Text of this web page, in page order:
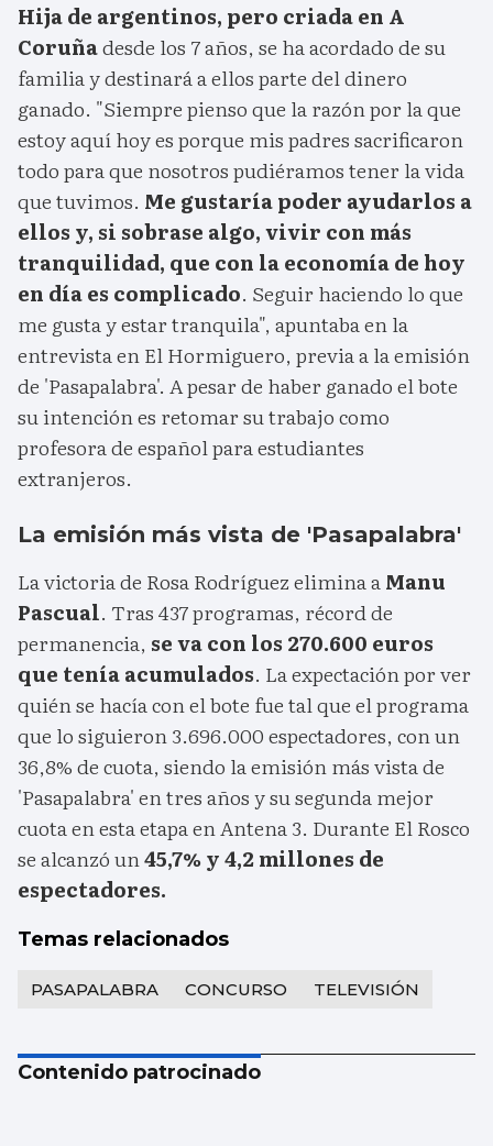
Hija de argentinos, pero criada en A
Coruñadesde los 7 años, se ha acordado de su
familia y destinará a ellos parte del dinero
ganado. "Siempre pienso que la razón por la que
estoy aquí hoy es porque mis padres sacrificaron
todo para que nosotros pudiéramos tener la vida
que tuvimos. Me gustaría poder ayudarlos a
ellos y, si sobrase algo, vivir con más
tranquilidad, que con la economía de hoy
en día es complicado. Seguir haciendo lo que
me gusta y estar tranquila", apuntaba en la
entrevista en El Hormiguero, previa a la emisión
de 'Pasapalabra'. A pesar de haber ganado el bote
su intención es retomar su trabajo como
profesora de español para estudiantes
extranjeros.
La emisión más vista de 'Pasapalabra'
La victoria de Rosa Rodríguez elimina aManu
Pascual. Tras 437 programas, récord de
permanencia, se va con los 270.600 euros
que tenía acumulados. La expectación por ver
quién se hacía con el bote fue tal que el programa
que lo siguieron 3.696.000 espectadores, con un
36,8% de cuota, siendo la emisión más vista de
'Pasapalabra' en tres años y su segunda mejor
cuota en esta etapa en Antena 3. Durante El Rosco
se alcanzó un45,7% y 4,2 millones de
espectadores.
Temas relacionados
PASAPALABRA CONCURSO TELEVISIÓN
Contenido patrocinado